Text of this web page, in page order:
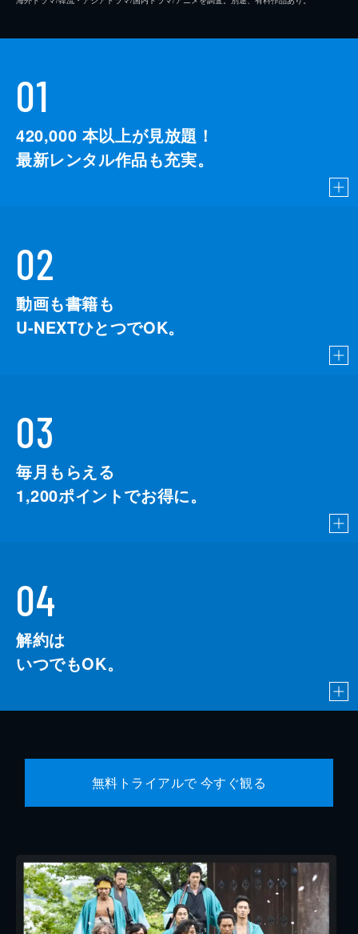
01
420,000 本以上が見放題！
最新レンタル作品も充実。
02
動画も書籍も
U-NEXTひとつでOK。
03
毎月もらえる
1,200ポイントでお得に。
04
解約は
いつでもOK。
無料トライアルで 今すぐ観る